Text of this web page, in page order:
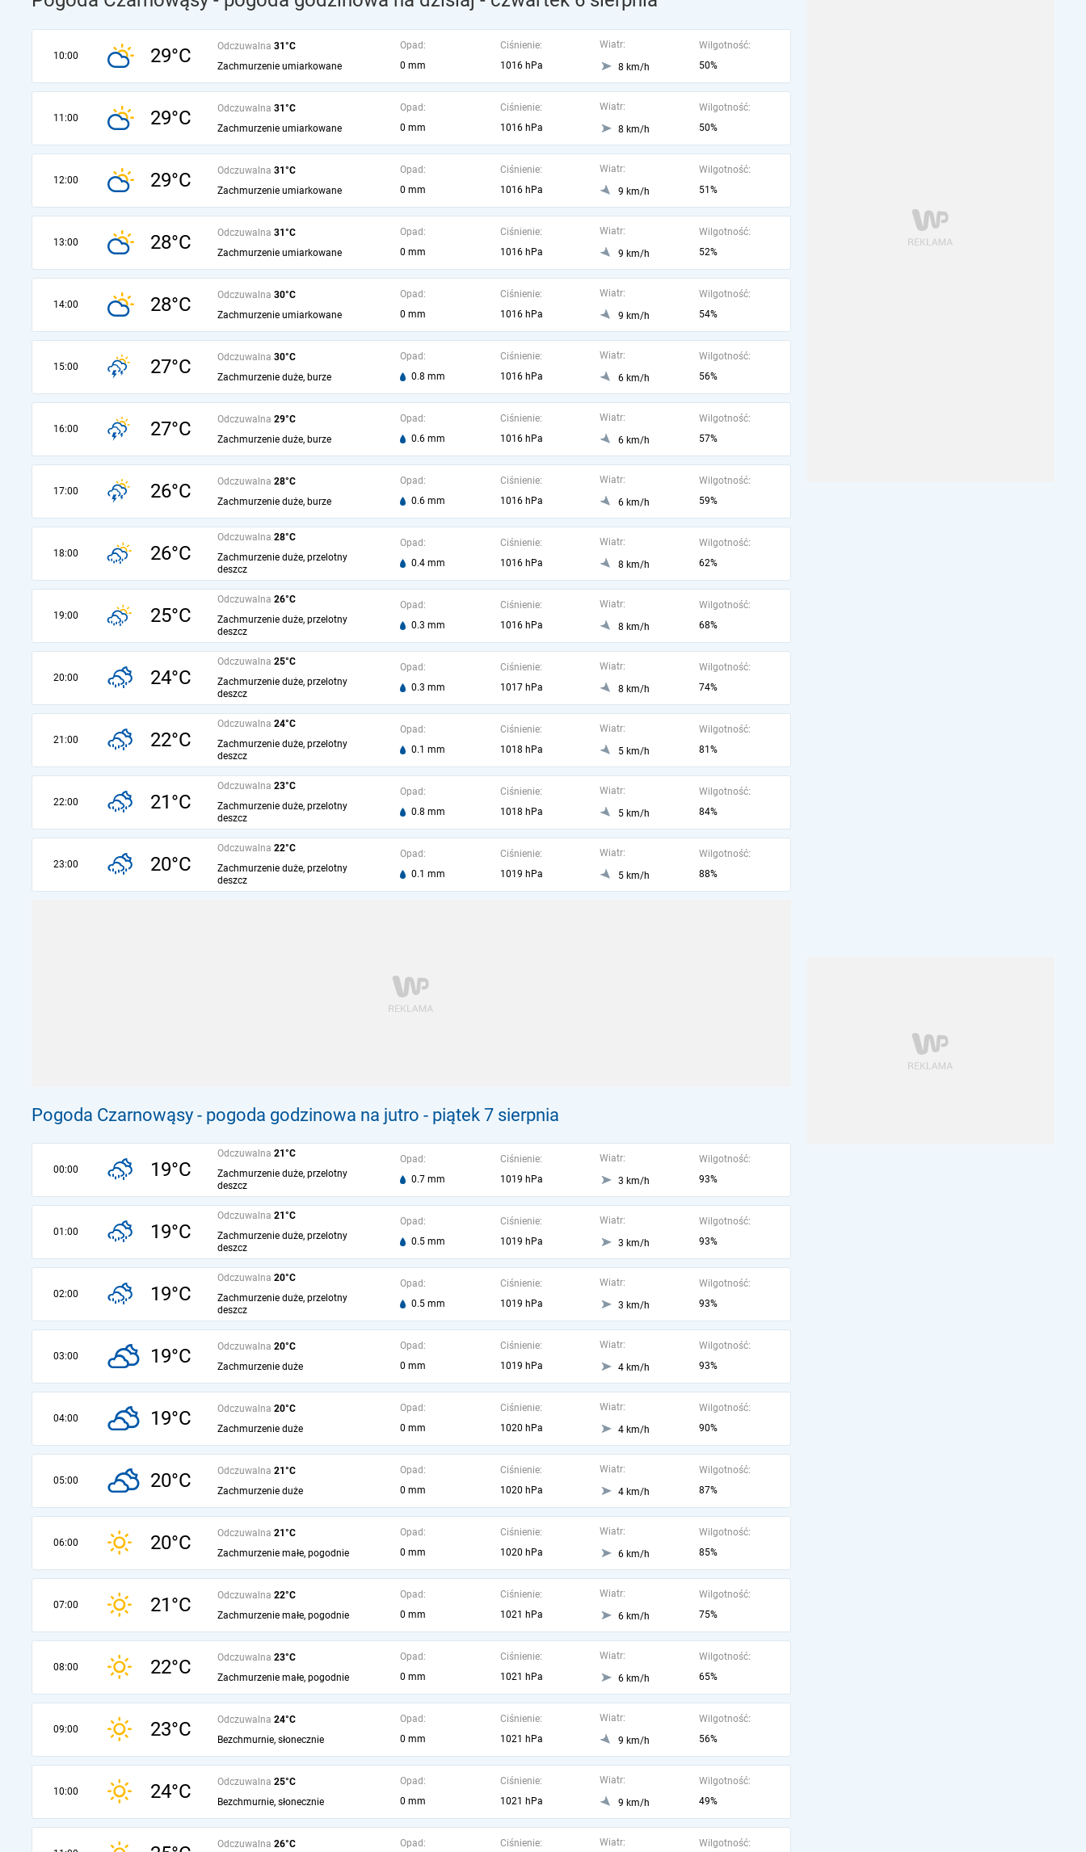
10:00 29°C Odczuwalna 31°C
Zachmurzenie umiarkowane
Opad:
0 mm
Ciśnienie:
1016 hPa
Wiatr:
8 km/h
Wilgotność:
50%
11:00 29°C Odczuwalna 31°C
Zachmurzenie umiarkowane
Opad:
0 mm
Ciśnienie:
1016 hPa
Wiatr:
8 km/h
Wilgotność:
50%
12:00 29°C Odczuwalna 31°C
Zachmurzenie umiarkowane
Opad:
0 mm
Ciśnienie:
1016 hPa
Wiatr:
9 km/h
Wilgotność:
51%
13:00 28°C Odczuwalna 31°C
Zachmurzenie umiarkowane
Opad:
0 mm
Ciśnienie:
1016 hPa
Wiatr:
9 km/h
Wilgotność:
52%
14:00 28°C Odczuwalna 30°C
Zachmurzenie umiarkowane
Opad:
0 mm
Ciśnienie:
1016 hPa
Wiatr:
9 km/h
Wilgotność:
54%
15:00 27°C Odczuwalna 30°C
Zachmurzenie duże, burze
Opad:
0.8 mm
Ciśnienie:
1016 hPa
Wiatr:
6 km/h
Wilgotność:
56%
16:00 27°C Odczuwalna 29°C
Zachmurzenie duże, burze
Opad:
0.6 mm
Ciśnienie:
1016 hPa
Wiatr:
6 km/h
Wilgotność:
57%
17:00 26°C Odczuwalna 28°C
Zachmurzenie duże, burze
Opad:
0.6 mm
Ciśnienie:
1016 hPa
Wiatr:
6 km/h
Wilgotność:
59%
18:00 26°C
Odczuwalna 28°C
Zachmurzenie duże, przelotny
deszcz
Opad:
0.4 mm
Ciśnienie:
1016 hPa
Wiatr:
8 km/h
Wilgotność:
62%
19:00 25°C
Odczuwalna 26°C
Zachmurzenie duże, przelotny
deszcz
Opad:
0.3 mm
Ciśnienie:
1016 hPa
Wiatr:
8 km/h
Wilgotność:
68%
20:00 24°C
Odczuwalna 25°C
Zachmurzenie duże, przelotny
deszcz
Opad:
0.3 mm
Ciśnienie:
1017 hPa
Wiatr:
8 km/h
Wilgotność:
74%
21:00 22°C
Odczuwalna 24°C
Zachmurzenie duże, przelotny
deszcz
Opad:
0.1 mm
Ciśnienie:
1018 hPa
Wiatr:
5 km/h
Wilgotność:
81%
22:00 21°C
Odczuwalna 23°C
Zachmurzenie duże, przelotny
deszcz
Opad:
0.8 mm
Ciśnienie:
1018 hPa
Wiatr:
5 km/h
Wilgotność:
84%
23:00 20°C
Odczuwalna 22°C
Zachmurzenie duże, przelotny
deszcz
Opad:
0.1 mm
Ciśnienie:
1019 hPa
Wiatr:
5 km/h
Wilgotność:
88%
Pogoda Czarnowąsy - pogoda godzinowa na jutro - piątek 7 sierpnia
00:00 19°C
Odczuwalna 21°C
Zachmurzenie duże, przelotny
deszcz
Opad:
0.7 mm
Ciśnienie:
1019 hPa
Wiatr:
3 km/h
Wilgotność:
93%
01:00 19°C
Odczuwalna 21°C
Zachmurzenie duże, przelotny
deszcz
Opad:
0.5 mm
Ciśnienie:
1019 hPa
Wiatr:
3 km/h
Wilgotność:
93%
02:00 19°C
Odczuwalna 20°C
Zachmurzenie duże, przelotny
deszcz
Opad:
0.5 mm
Ciśnienie:
1019 hPa
Wiatr:
3 km/h
Wilgotność:
93%
03:00 19°C Odczuwalna 20°C
Zachmurzenie duże
Opad:
0 mm
Ciśnienie:
1019 hPa
Wiatr:
4 km/h
Wilgotność:
93%
04:00 19°C Odczuwalna 20°C
Zachmurzenie duże
Opad:
0 mm
Ciśnienie:
1020 hPa
Wiatr:
4 km/h
Wilgotność:
90%
05:00 20°C Odczuwalna 21°C
Zachmurzenie duże
Opad:
0 mm
Ciśnienie:
1020 hPa
Wiatr:
4 km/h
Wilgotność:
87%
06:00 20°C Odczuwalna 21°C
Zachmurzenie małe, pogodnie
Opad:
0 mm
Ciśnienie:
1020 hPa
Wiatr:
6 km/h
Wilgotność:
85%
07:00 21°C Odczuwalna 22°C
Zachmurzenie małe, pogodnie
Opad:
0 mm
Ciśnienie:
1021 hPa
Wiatr:
6 km/h
Wilgotność:
75%
08:00 22°C Odczuwalna 23°C
Zachmurzenie małe, pogodnie
Opad:
0 mm
Ciśnienie:
1021 hPa
Wiatr:
6 km/h
Wilgotność:
65%
09:00 23°C Odczuwalna 24°C
Bezchmurnie, słonecznie
Opad:
0 mm
Ciśnienie:
1021 hPa
Wiatr:
9 km/h
Wilgotność:
56%
10:00 24°C Odczuwalna 25°C
Bezchmurnie, słonecznie
Opad:
0 mm
Ciśnienie:
1021 hPa
Wiatr:
9 km/h
Wilgotność:
49%
Odczuwalna 26°C Opad: Ciśnienie: Wiatr: Wilgotność: